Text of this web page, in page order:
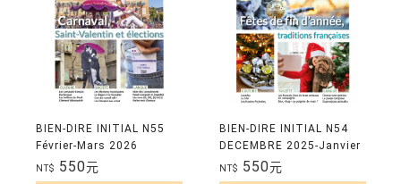
BIEN-DIRE INITIAL N55
Février-Mars 2026
NT$ 550元
BIEN-DIRE INITIAL N54
DECEMBRE 2025-Janvier
2026
NT$ 550元